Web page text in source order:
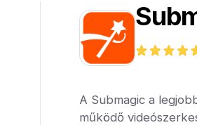
A Submagic a
működő